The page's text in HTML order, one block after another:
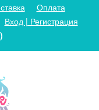
Оплата
Вход | Регистрация